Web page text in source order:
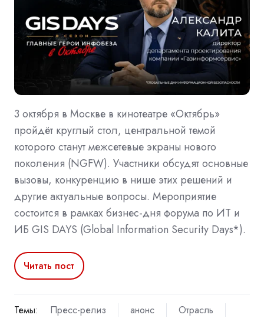
3 октября в Москве в кинотеатре «Октябрь»
пройдёт круглый стол, центральной темой
которого станут межсетевые экраны нового
поколения (NGFW). Участники обсудят основные
вызовы, конкуренцию в нише этих решений и
другие актуальные вопросы. Мероприятие
состоится в рамках бизнес-дня форума по ИТ и
ИБ GIS DAYS (Global Information Security Days*).
Читать пост
Темы: Пресс-релиз анонс
Отрасль